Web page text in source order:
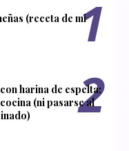
(receta de mi
harina de espelta:
(ni pasarse al